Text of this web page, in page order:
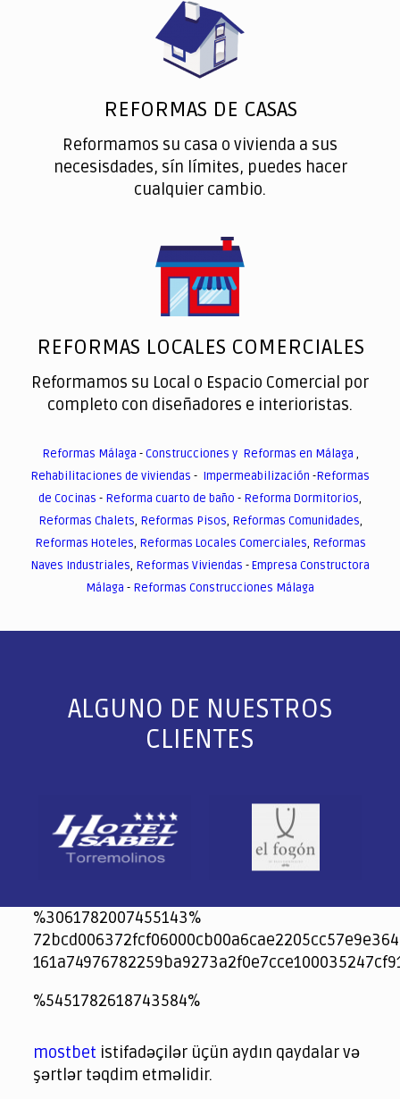
REFORMAS DE CASAS
Reformamos su casa o vivienda a sus
necesisdades, sín límites, puedes hacer
cualquier cambio.
REFORMAS LOCALES COMERCIALES
Reformamos su Local o Espacio Comercial por
completo con diseñadores e interioristas.
Reformas Málaga -Construcciones y Reformas en Málaga ,
Rehabilitaciones de viviendas - Impermeabilización -Reformas
de Cocinas - Reforma cuarto de baño - Reforma Dormitorios,
Reformas Chalets, Reformas Pisos, Reformas Comunidades,
Reformas Hoteles, Reformas Locales Comerciales, Reformas
Naves Industriales, Reformas Viviendas -Empresa Constructora
Málaga - Reformas Construcciones Málaga
ALGUNO DE NUESTROS
CLIENTES
%3061782007455143%
jeetcity
1xbet
jeet city casino
%5451782618743584%
spintiger
Avabet
Spinrise
Crown Green
Crowngreen casino login
슈가 러쉬1000 슬롯
crazy time casino online
1xcasinozambia.com
codingworldnews.com
parimatch.kr
winorio
winorio casino
winorio
mostbet istifadəçilər üçün aydın qaydalar və
şərtlər təqdim etməlidir.